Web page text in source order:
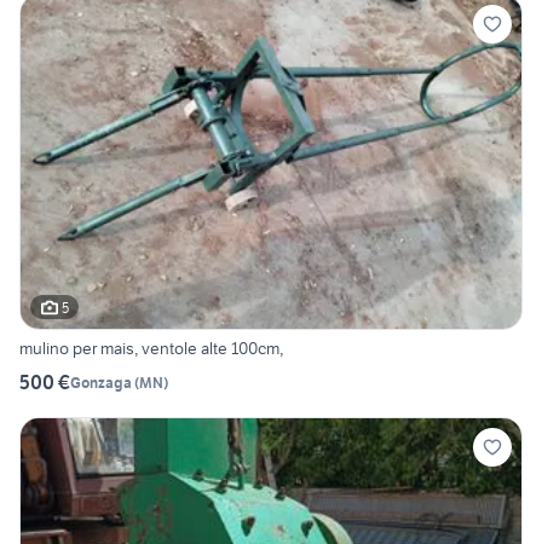
5
mulino per mais, ventole alte 100cm,
500 €Gonzaga (MN)